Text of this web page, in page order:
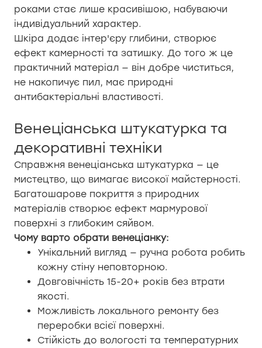
роками стає лише красивішою, набуваючи
індивідуальний характер.
Шкіра додає інтер'єру глибини, створює
ефект камерності та затишку. До того ж це
практичний матеріал — він добре чиститься,
не накопичує пил, має природні
антибактеріальні властивості.
Венеціанська штукатурка та
декоративні техніки
Справжня венеціанська штукатурка — це
мистецтво, що вимагає високої майстерності.
Багатошарове покриття з природних
матеріалів створює ефект мармурової
поверхні з глибоким сяйвом.
Чому варто обрати венеціанку:
Унікальний вигляд — ручна робота робить
кожну стіну неповторною.
Довговічність 15-20+ років без втрати
якості.
Можливість локального ремонту без
переробки всієї поверхні.
Стійкість до вологості та температурних